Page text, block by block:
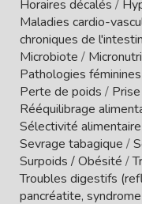
Horaires décalés /
Maladies cardio-
chroniques de
Microbiote /
Pathologies féminines
Perte de poids /
Rééquilibrage
Sélectivité
Sevrage tabagique /
Surpoids / Obésité /
Troubles digestifs
pancréatite,